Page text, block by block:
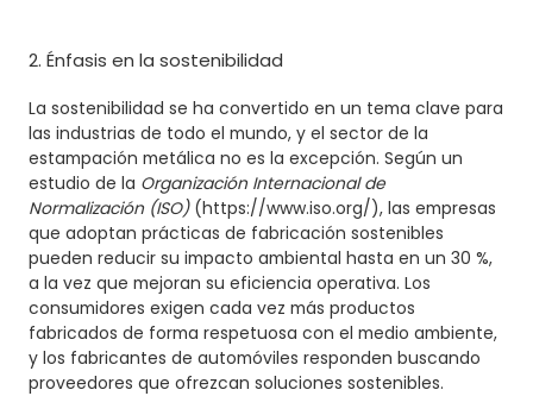
2. Énfasis en la sostenibilidad
La sostenibilidad se ha convertido en un tema clave para
las industrias de todo el mundo, y el sector de la
estampación metálica no es la excepción. Según un
estudio de la Organización Internacional de
Normalización (ISO)(https://www.iso.org/), las empresas
que adoptan prácticas de fabricación sostenibles
pueden reducir su impacto ambiental hasta en un 30 %,
a la vez que mejoran su eficiencia operativa. Los
consumidores exigen cada vez más productos
fabricados de forma respetuosa con el medio ambiente,
y los fabricantes de automóviles responden buscando
proveedores que ofrezcan soluciones sostenibles.